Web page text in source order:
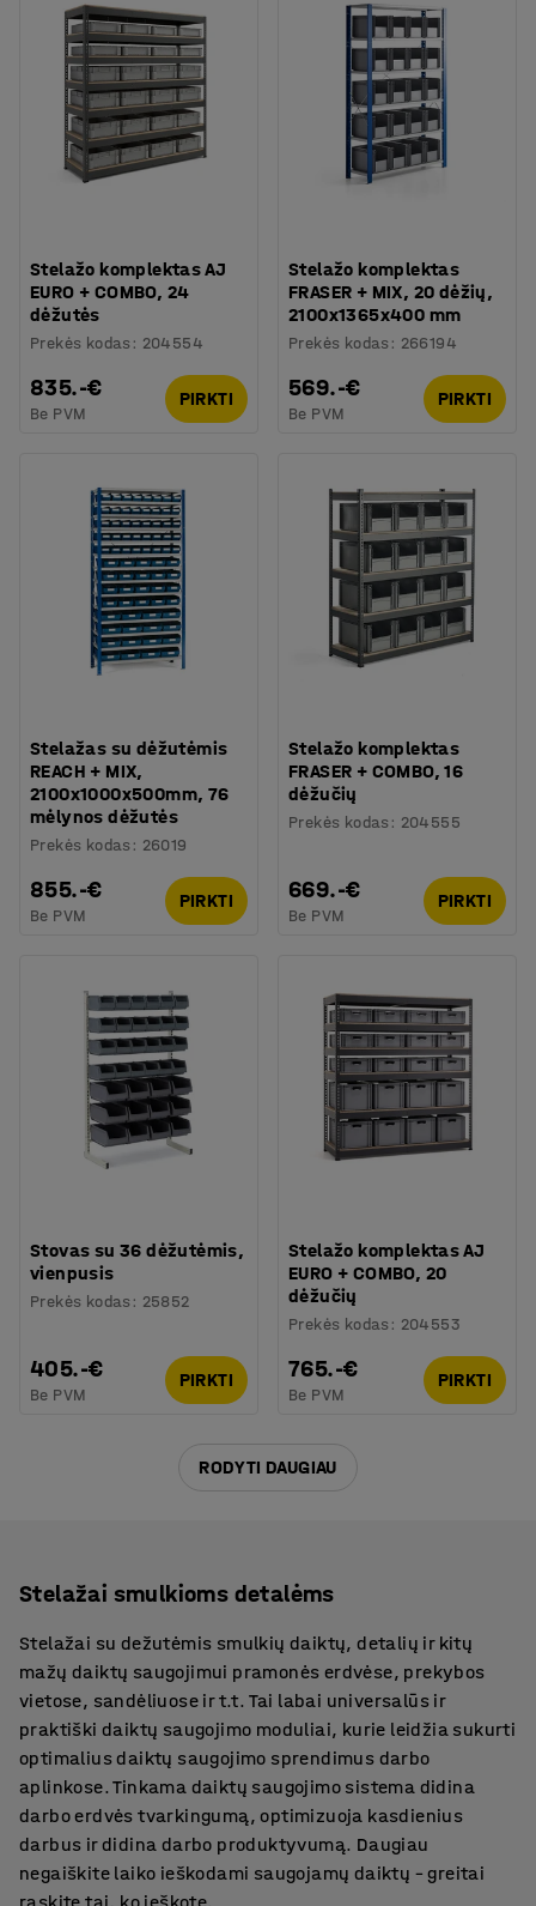
Stelažo komplektas AJ
EURO + COMBO, 24
dėžutės
Prekės kodas : 204554
835.-€
Be PVM
PIRKTI
Stelažo komplektas
FRASER + MIX, 20 dėžių,
2100x1365x400 mm
Prekės kodas : 266194
569.-€
Be PVM
PIRKTI
Stelažas su dėžutėmis
REACH + MIX,
2100x1000x500mm, 76
mėlynos dėžutės
Prekės kodas : 26019
855.-€
Be PVM
PIRKTI
Stelažo komplektas
FRASER + COMBO, 16
dėžučių
Prekės kodas : 204555
669.-€
Be PVM
PIRKTI
Stovas su 36 dėžutėmis,
vienpusis
Prekės kodas : 25852
405.-€
Be PVM
PIRKTI
Stelažo komplektas AJ
EURO + COMBO, 20
dėžučių
Prekės kodas : 204553
765.-€
Be PVM
PIRKTI
RODYTI DAUGIAU
Stelažai smulkioms detalėms
Stelažai su dežutėmis smulkių daiktų, detalių ir kitų
mažų daiktų saugojimui pramonės erdvėse, prekybos
vietose, sandėliuose ir t.t. Tai labai universalūs ir
praktiški daiktų saugojimo moduliai, kurie leidžia sukurti
optimalius daiktų saugojimo sprendimus darbo
aplinkose. Tinkama daiktų saugojimo sistema didina
darbo erdvės tvarkingumą, optimizuoja kasdienius
darbus ir didina darbo produktyvumą. Daugiau
negaiškite laiko ieškodami saugojamų daiktų – greitai
raskite tai, ko ieškote.